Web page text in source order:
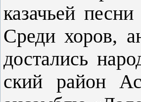
казачьей
Среди хоров,
достались
ский район